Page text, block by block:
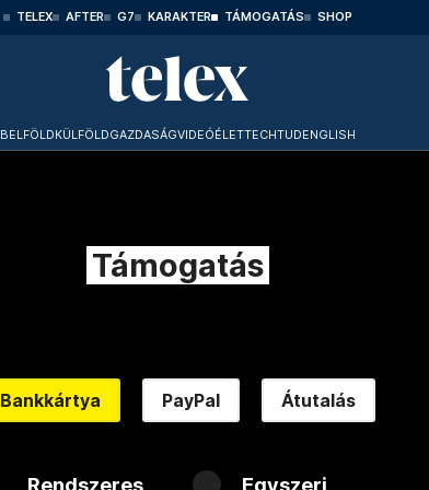
TELEX AFTER G7 KARAKTER TÁMOGATÁS SHOP
BELFÖLDKÜLFÖLDGAZDASÁGVIDEÓÉLETTECHTUDENGLISH
Támogatás
Bankkártya PayPal Átutalás
Rendszeres Egyszeri